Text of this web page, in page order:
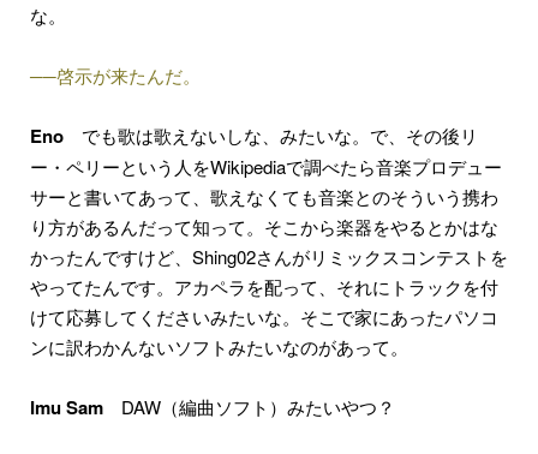
な。
──啓示が来たんだ。
Eno
でも歌は歌えないしな、みたいな。で、その後リ
ー・ペリーという人をWikipediaで調べたら音楽プロデュー
サーと書いてあって、歌えなくても音楽とのそういう携わ
り方があるんだって知って。そこから楽器をやるとかはな
かったんですけど、Shing02さんがリミックスコンテストを
やってたんです。アカペラを配って、それにトラックを付
けて応募してくださいみたいな。そこで家にあったパソコ
ンに訳わかんないソフトみたいなのがあって。
Imu Sam DAW（編曲ソフト）みたいやつ？